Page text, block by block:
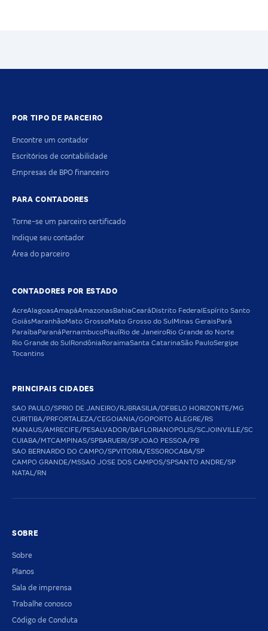
POR TIPO DE PARCEIRO
Encontre um contador
Escritórios de contabilidade
Empresas de BPO financeiro
PARA CONTADORES
Torne-se um parceiro certificado
Indique seu contador
Área do parceiro
CONTADORES POR ESTADO
AcreAlagoasAmapáAmazonas BahiaCeará Distrito Federal Espírito Santo
GoiásMaranhãoMato GrossoMato Grosso do Sul Minas Gerais Pará
Paraíba Paraná PernambucoPiauíRio de JaneiroRio Grande do Norte
Rio Grande do Sul Rondônia RoraimaSanta CatarinaSão PauloSergipe
Tocantins
PRINCIPAIS CIDADES
SAO PAULO/SPRIO DE JANEIRO/RJBRASILIA/DFBELO HORIZONTE/MG
CURITIBA/PRFORTALEZA/CEGOIANIA/GOPORTO ALEGRE/RS
MANAUS/AMRECIFE/PESALVADOR/BAFLORIANOPOLIS/SCJOINVILLE/SC
CUIABA/MTCAMPINAS/SPBARUERI/SPJOAO PESSOA/PB
SAO BERNARDO DO CAMPO/SPVITORIA/ESSOROCABA/SP
CAMPO GRANDE/MSSAO JOSE DOS CAMPOS/SPSANTO ANDRE/SP
NATAL/RN
SOBRE
Sobre
Planos
Sala de imprensa
Trabalhe conosco
Código de Conduta